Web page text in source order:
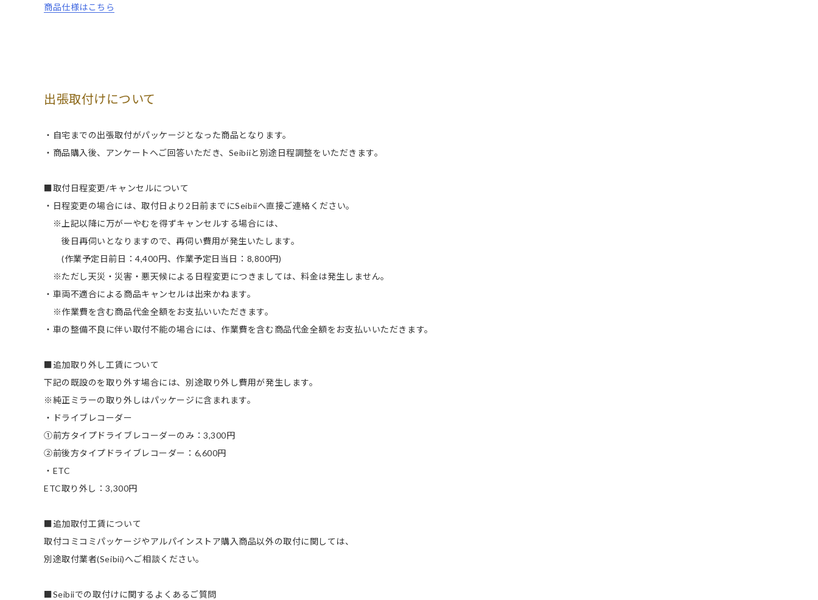
商品仕様はこちら
出張取付けについて
・自宅までの出張取付がパッケージとなった商品となります。
・商品購入後、アンケートへご回答いただき、Seibiiと別途日程調整をいただきます。
■取付日程変更/キャンセルについて
・日程変更の場合には、取付日より2日前までにSeibiiへ直接ご連絡ください。
※上記以降に万が一やむを得ずキャンセルする場合には、
後日再伺いとなりますので、再伺い費用が発生いたします。
(作業予定日前日：4,400円、作業予定日当日：8,800円)
※ただし天災・災害・悪天候による日程変更につきましては、料金は発生しません。
・車両不適合による商品キャンセルは出来かねます。
※作業費を含む商品代金全額をお支払いいただきます。
・車の整備不良に伴い取付不能の場合には、作業費を含む商品代金全額をお支払いいただきます。
■追加取り外し工賃について
下記の既設のを取り外す場合には、別途取り外し費用が発生します。
※純正ミラーの取り外しはパッケージに含まれます。
・ドライブレコーダー
①前方タイプドライブレコーダーのみ：3,300円
②前後方タイプドライブレコーダー：6,600円
・ETC
ETC取り外し：3,300円
■追加取付工賃について
取付コミコミパッケージやアルパインストア購入商品以外の取付に関しては、
別途取付業者(Seibii)へご相談ください。
■Seibiiでの取付けに関するよくあるご質問